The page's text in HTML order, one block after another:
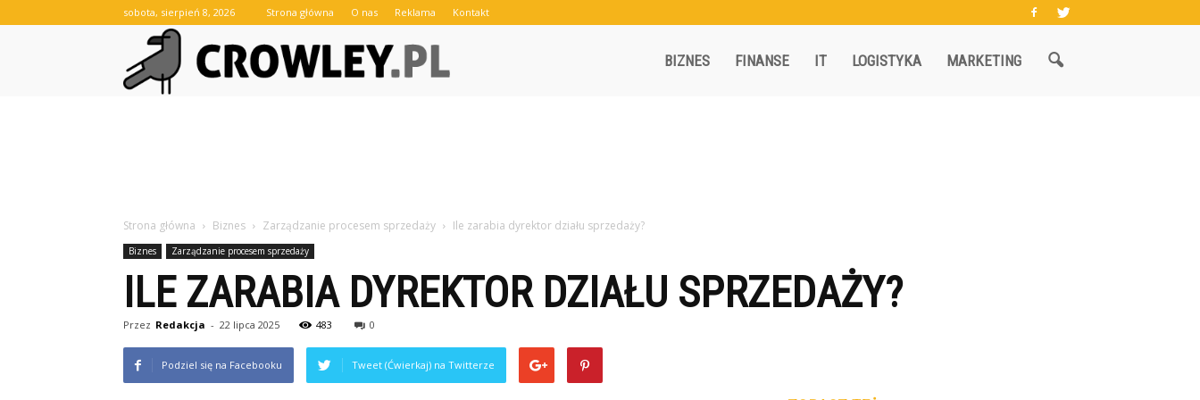
sobota, sierpień 8, 2026 Strona główna O nas Reklama Kontakt
BIZNES FINANSE IT LOGISTYKA MARKETING
Strona główna Biznes Zarządzanie procesem sprzedaży Ile zarabia dyrektor działu sprzedaży?
Biznes Zarządzanie procesem sprzedaży
ILE ZARABIA DYREKTOR DZIAŁU SPRZEDAŻY?
Przez Redakcja - 22 lipca 2025 483 0
Podziel się na Facebooku Tweet (Ćwierkaj) na Twitterze